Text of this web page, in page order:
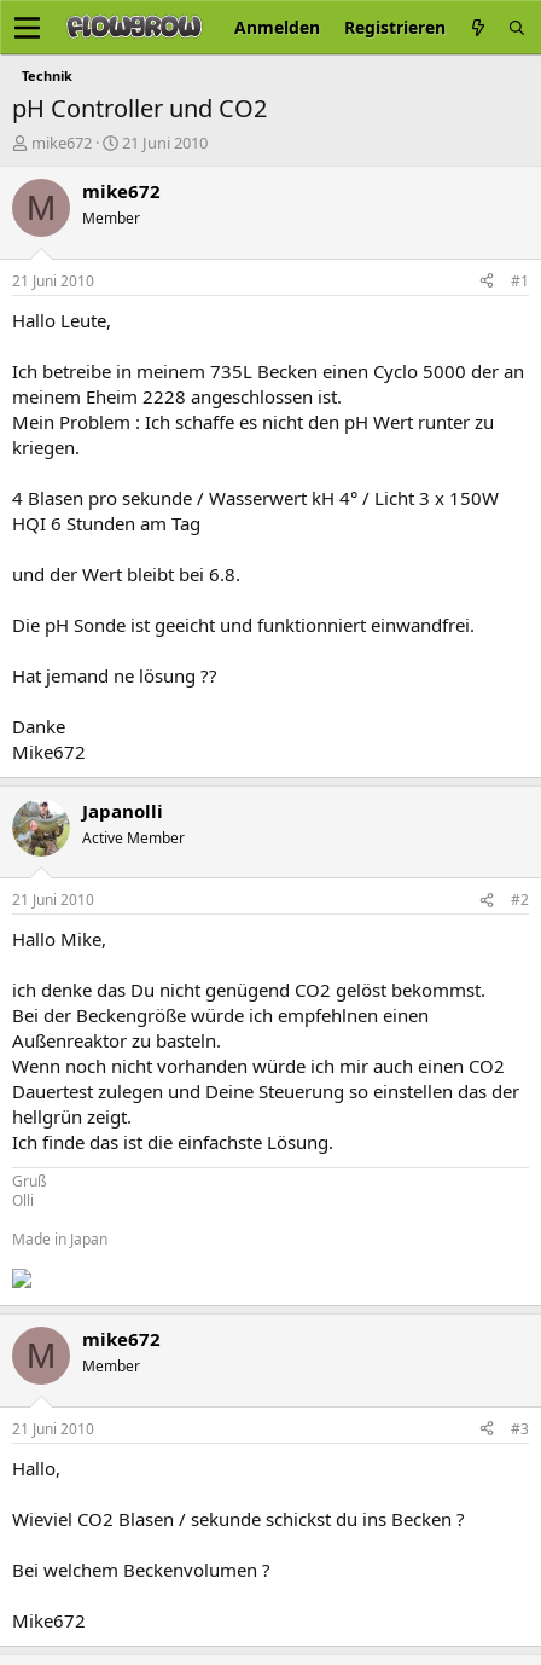
Anmelden Registrieren
Technik
pH Controller und CO2
E
s
t
e
r
mike672
E
s
e
t
21 Juni 2010
M mike672
Member
21 Juni 2010 #1
Hallo Leute,
Ich betreibe in meinem 735L Becken einen Cyclo 5000 der an
meinem Eheim 2228 angeschlossen ist.
Mein Problem : Ich schaffe es nicht den pH Wert runter zu
kriegen.
4 Blasen pro sekunde / Wasserwert kH 4° / Licht 3 x 150W
HQI 6 Stunden am Tag
und der Wert bleibt bei 6.8.
Die pH Sonde ist geeicht und funktionniert einwandfrei.
Hat jemand ne lösung ??
Danke
Mike672
Japanolli
Active Member
21 Juni 2010 #2
Hallo Mike,
ich denke das Du nicht genügend CO2 gelöst bekommst.
Bei der Beckengröße würde ich empfehlnen einen
Außenreaktor zu basteln.
Wenn noch nicht vorhanden würde ich mir auch einen CO2
Dauertest zulegen und Deine Steuerung so einstellen das der
hellgrün zeigt.
Ich finde das ist die einfachste Lösung.
Gruß
Olli
Made in Japan
M mike672
Member
21 Juni 2010 #3
Hallo,
Wieviel CO2 Blasen / sekunde schickst du ins Becken ?
Bei welchem Beckenvolumen ?
Mike672